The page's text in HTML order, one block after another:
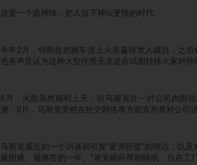
这是一个造神快，把人拉下神坛更快的时代。
今年2月，特斯拉把跑车送上火星赢得世人瞩目，之
也有声音认为这种大型作秀无非是在试图转移大家对特
6月，火箭虽然顺利上天，但马斯克在一封公司内部
测。 8月，马斯克突然在社交网络单方面宣布将对公司
马斯克最近的一个访谈则引发“爱哭巨婴”的嘲点，以
最困难、最痛苦的一年。”靠安眠药帮助睡眠、住在